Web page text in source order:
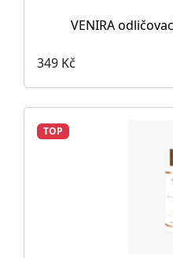
VENIRA
349 Kč
TOP